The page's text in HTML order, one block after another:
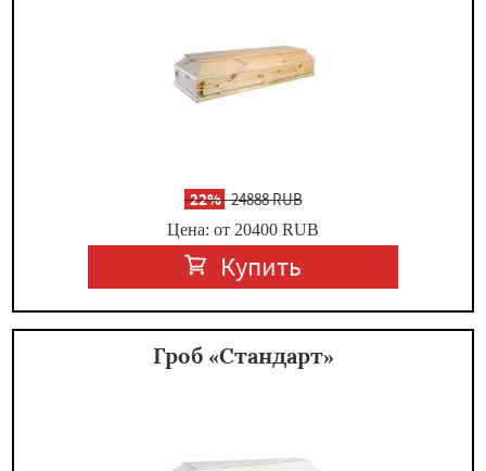
-22%24888 RUB
Цена: от 20400 RUB
Купить
Гроб «Стандарт»